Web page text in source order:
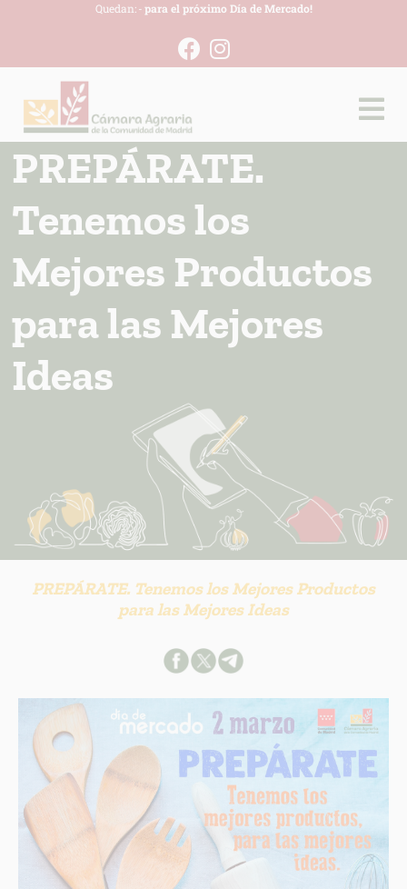
Quedan: -para el próximo Día de Mercado!
PREPÁRATE.
Tenemos los
Mejores Productos
para las Mejores
Ideas
PREPÁRATE. Tenemos los Mejores Productos
para las Mejores Ideas